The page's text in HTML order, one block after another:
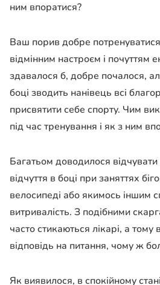
ним впоратися?
Ваш порив добре
відмінним настроєм і почуттям
здавалося б, добре почалося,
боці зводить нанівець всі
присвятити себе спорту. Чим
під час тренування і як з ним
Багатьом доводилося
відчуття в боці при заняттях
велосипеді або якимось іншим
витривалість. З подібними
часто стикаються лікарі, а
відповідь на питання, чому ж
Як виявилося, в спокійному